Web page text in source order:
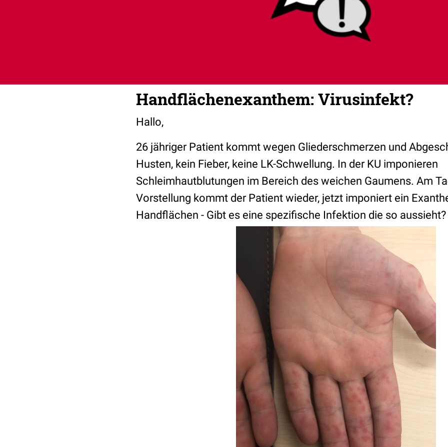
Handflächenexanthem: Virusinfekt?
Hallo,
26 jähriger Patient kommt wegen Gliederschmerzen und
Husten, kein Fieber, keine LK-Schwellung. In der KU imponieren
Schleimhautblutungen im Bereich des weichen Gaumens. Am
Vorstellung kommt der Patient wieder, jetzt imponiert ein
Handflächen - Gibt es eine spezifische Infektion die so aussieht?